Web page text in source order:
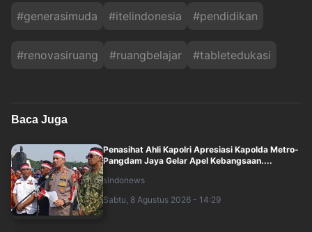
#generasimuda #itelindonesia #pendidikan
#renovasiruang #ruangbelajar #tabletedukasi
Baca Juga
Penasihat Ahli Kapolri Apresiasi Kapolda Metro-
Pangdam Jaya Gelar Apel Kebangsaan....
sindonews
Sabtu, 8 Agustus 2026 - 14:29